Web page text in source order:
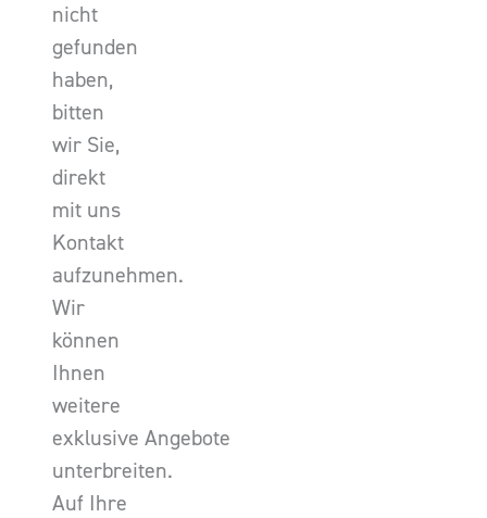
nicht
gefunden
haben,
bitten
wir Sie,
direkt
mit uns
Kontakt
aufzunehmen.
Wir
können
Ihnen
weitere
exklusive Angebote
unterbreiten.
Auf Ihre